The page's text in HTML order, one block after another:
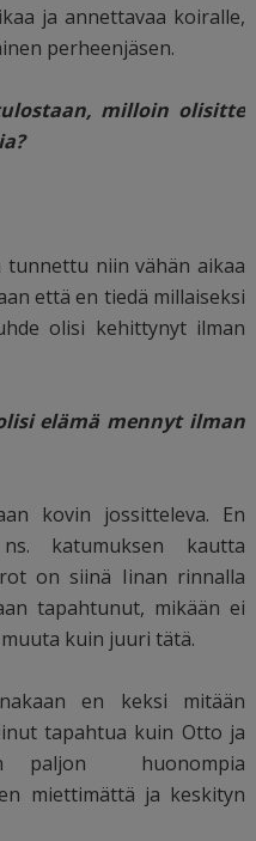
ja annettavaa koiralle,
perheenjäsen.
milloin olisitte
tunnettu niin vähän aikaa
että en tiedä millaiseksi
olisi kehittynyt ilman
elämä mennyt ilman
kovin jossitteleva. En
katumuksen kautta
on siinä Iinan rinnalla
tapahtunut, mikään ei
kuin juuri tätä.
en keksi mitään
tapahtua kuin Otto ja
paljon huonompia
miettimättä ja keskityn